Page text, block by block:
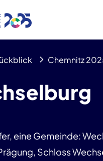
Chemnitz
eine Gemeinde:
Schloss